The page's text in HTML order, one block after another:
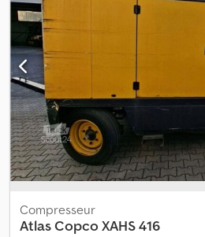
Krist Vanmelle. Dcsdpfozr Dpqex Abysk
Compresseur
Atlas CopcoXAHS 416